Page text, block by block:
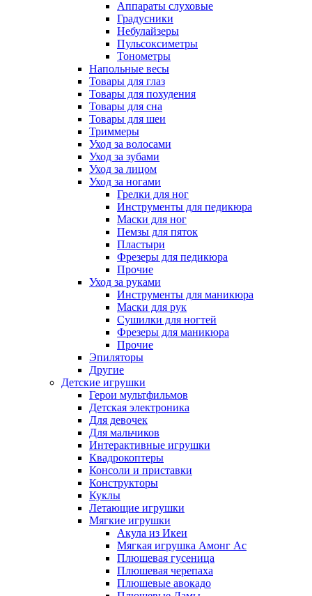
Аппараты слуховые
Градусники
Небулайзеры
Пульсоксиметры
Тонометры
Напольные весы
Товары для глаз
Товары для похудения
Товары для сна
Товары для шеи
Триммеры
Уход за волосами
Уход за зубами
Уход за лицом
Уход за ногами
Грелки для ног
Инструменты для педикюра
Маски для ног
Пемзы для пяток
Пластыри
Фрезеры для педикюра
Прочие
Уход за руками
Инструменты для маникюра
Маски для рук
Сушилки для ногтей
Фрезеры для маникюра
Прочие
Эпиляторы
Другие
Детские игрушки
Герои мультфильмов
Детская электроника
Для девочек
Для мальчиков
Интерактивные игрушки
Квадрокоптеры
Консоли и приставки
Конструкторы
Куклы
Летающие игрушки
Мягкие игрушки
Акула из Икеи
Мягкая игрушка Амонг Ас
Плюшевая гусеница
Плюшевая черепаха
Плюшевые авокадо